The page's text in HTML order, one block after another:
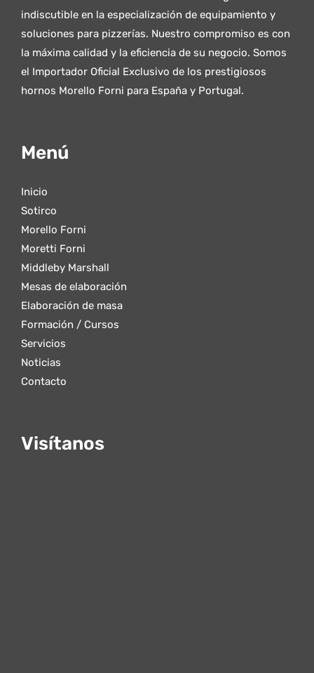
indiscutible en la especialización de equipamiento y
soluciones para pizzerías. Nuestro compromiso es con
la máxima calidad y la eficiencia de su negocio. Somos
el Importador Oficial Exclusivo de los prestigiosos
hornos Morello Forni para España y Portugal.
Menú
Inicio
Sotirco
Morello Forni
Moretti Forni
Middleby Marshall
Mesas de elaboración
Elaboración de masa
Formación / Cursos
Servicios
Noticias
Contacto
Visítanos